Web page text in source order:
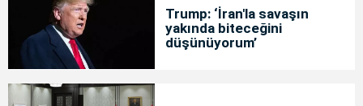
Trump: ‘İran'la savaşın
yakında biteceğini
düşünüyorum’